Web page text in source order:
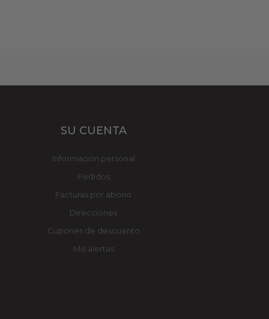
SU CUENTA
Información personal
Pedidos
Facturas por abono
Direcciones
Cupones de descuento
Mis alertas